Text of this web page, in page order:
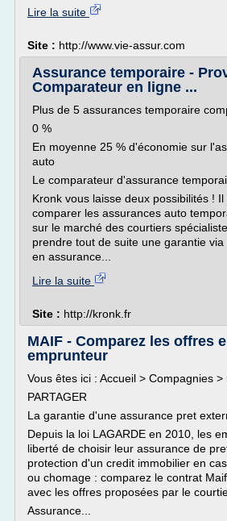
Lire la suite
Site : http://www.vie-assur.com
Assurance temporaire -
Comparateur en ligne ...
Plus de 5 assurances temporaire
0 %
En moyenne 25 % d'économie sur
auto
Le comparateur d'assurance
Kronk vous laisse deux possibilités !
comparer les assurances auto
sur le marché des courtiers
prendre tout de suite une garantie
en assurance...
Lire la suite
Site : http://kronk.fr
MAIF - Comparez les offres
emprunteur
Vous êtes ici : Accueil > Compagnies >
PARTAGER
La garantie d'une assurance pret
Depuis la loi LAGARDE en 2010, les
liberté de choisir leur assurance de
protection d'un credit immobilier en
ou chomage : comparez le contrat
avec les offres proposées par le
Assurance...